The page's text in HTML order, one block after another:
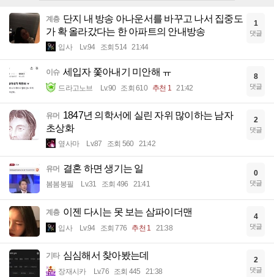
계층 단지 내 방송 아나운서를 바꾸고 나서 집중도
가 확 올라갔다는 한 아파트의 안내방송
입사 Lv.94 조회 514 21:44
1
댓글
이슈 세입자 쫓아내기 미안해 ㅠ
드라고노브 Lv.90 조회 610 추천 1 21:42
8
댓글
유머 1847년 의학서에 실린 자위 많이하는 남자
초상화
옆사마 Lv.87 조회 560 21:42
2
댓글
유머 결혼 하면 생기는 일
봄봄봉필 Lv.31 조회 496 21:41
0
댓글
계층 이젠 다시는 못 보는 삼파이더맨
입사 Lv.94 조회 776 추천 1 21:38
4
댓글
기타 심심해서 찾아봤는데
장재시카 Lv.76 조회 445 21:38
2
댓글